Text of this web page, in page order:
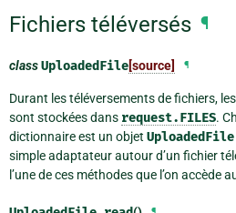
Fichiers téléversés ¶
classUploadedFile[source] ¶
Durant les téléversements de fichiers,
sont stockées dans request.FILES.
dictionnaire est un objet UploadedFile
simple adaptateur autour d’un fichier
l’une de ces méthodes que l’on accède